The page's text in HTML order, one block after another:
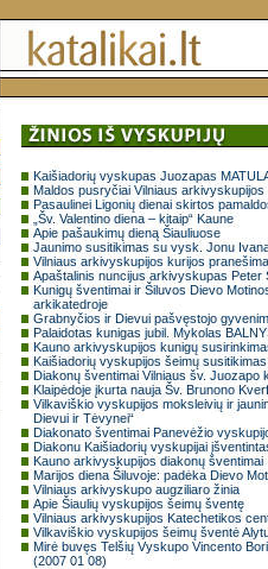
Kaišiadorių vyskupas Juozapas
Maldos pusryčiai Vilniaus arkivyskupijos
Pasaulinei Ligonių dienai skirtos
„Šv. Valentino diena – kitaip“ Kaune
Apie pašaukimų dieną Šiauliuose
Jaunimo susitikimas su vysk. Jonu
Vilniaus arkivyskupijos kurijos
Apaštalinis nuncijus arkivyskupas
Kunigų šventimai ir Šiluvos Dievo
arkikatedroje
Grabnyčios ir Dievui pašvęstojo
Palaidotas kunigas jubil. Mykolas
Kauno arkivyskupijos kunigų
Kaišiadorių vyskupijos šeimų
Diakonų šventimai Vilniaus šv. Juozapo
Klaipėdoje įkurta nauja Šv. Brunono
Vilkaviškio vyskupijos moksleivių ir
Dievui ir Tėvynei“
Diakonato šventimai Panevėžio
Diakonu Kaišiadorių vyskupijai
Kauno arkivyskupijos diakonų šventimai
Marijos diena Šiluvoje: padėka Dievo
Vilniaus arkivyskupo augziliaro žinia
Apie Šiaulių vyskupijos šeimų šventę
Vilniaus arkivyskupijos Katechetikos
Vilkaviškio vyskupijos šeimų šventė
Mirė buvęs Telšių Vyskupo Vincento
(2007 01 08)